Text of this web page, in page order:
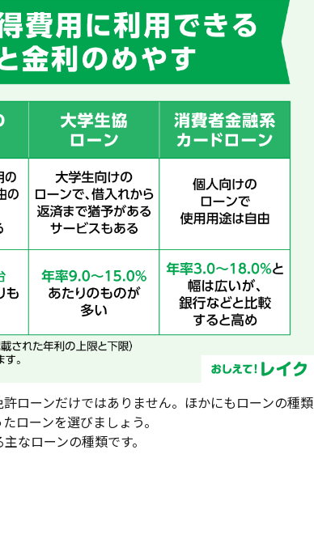
ローンだけではありません。ほかにもローンの種類
ローンを選びましょう。
なローンの種類です。